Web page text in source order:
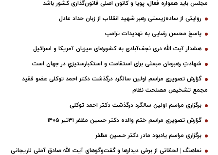
مجلس باید همواره فعال، پویا و کانون اصلی قانون‌گذاری کشور باشد
روایتی از ساده‌زیستی رهبر شهید انقلاب از زبان حداد عادل
پاسخ محسن رضایی به تهدیدات ترامپ
هشدار آیت الله دری نجف‌آبادی به کشورهای میزبان آمریکا و اسرائیل
شهادتِ رهبرمان مبعثی برای استقامت و استکبارستیزیِ در جهان است
گزارش تصویری مراسم اولین سالگرد درگذشت دکتر احمد توکلی عضو فقید
مجمع تشخیص مصلحت نظام
برگزاری مراسم اولین سالگرد درگذشت دکتر احمد توکلی
گزارش تصویری مراسم ختم والده دکتر حسین مظفر ۳۱تیر ۱۴۰۵
برگزاری مراسم یادبود مادر دکتر حسین مظفر
نماهنگ | لحظاتی از برخی دیدارها و گفت‌وگوهای آیت ‌الله صادق آملی لاریجانی